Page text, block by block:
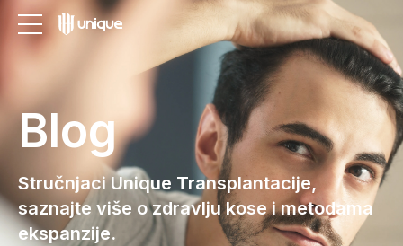
Blog
Stručnjaci Unique Transplantacije,
saznajte više o zdravlju kose i metodama
ekspanzije.